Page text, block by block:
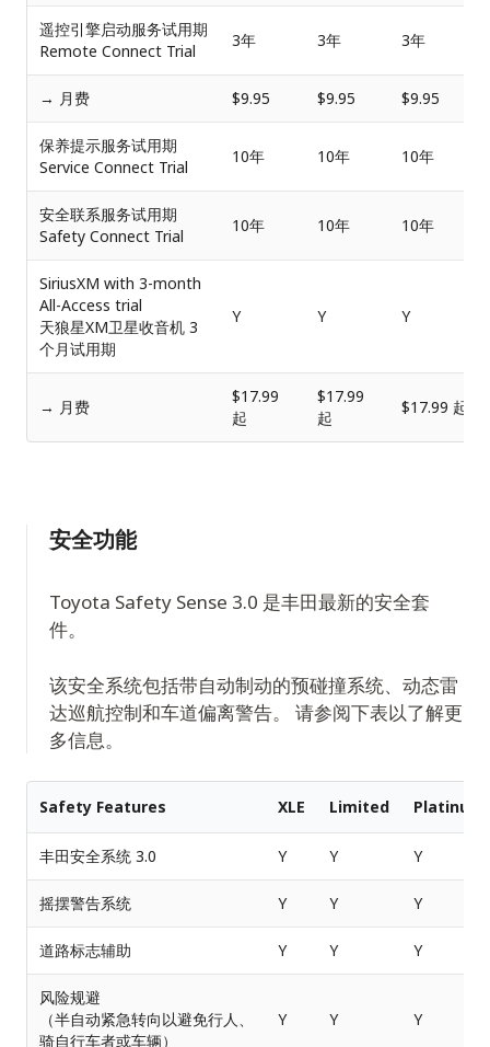
遥控引擎启动服务试用期
Remote Connect Trial
3年 3年 3年
→ 月费 $9.95 $9.95 $9.95
保养提示服务试用期
Service Connect Trial
10年 10年 10年
安全联系服务试用期
Safety Connect Trial
10年 10年 10年
SiriusXM with 3-month
All-Access trial
天狼星XM卫星收音机 3
个月试用期
Y Y Y
→ 月费
$17.99
起
$17.99
起
$17.99 起
安全功能
Toyota Safety Sense 3.0 是丰田最新的安全套
件。
该安全系统包括带自动制动的预碰撞系统、动态雷
达巡航控制和车道偏离警告。 请参阅下表以了解更
多信息。
Safety Features XLE Limited Platinum
丰田安全系统 3.0 Y Y Y
摇摆警告系统 Y Y Y
道路标志辅助 Y Y Y
风险规避
（半自动紧急转向以避免行人、
骑自行车者或车辆）
Y Y Y